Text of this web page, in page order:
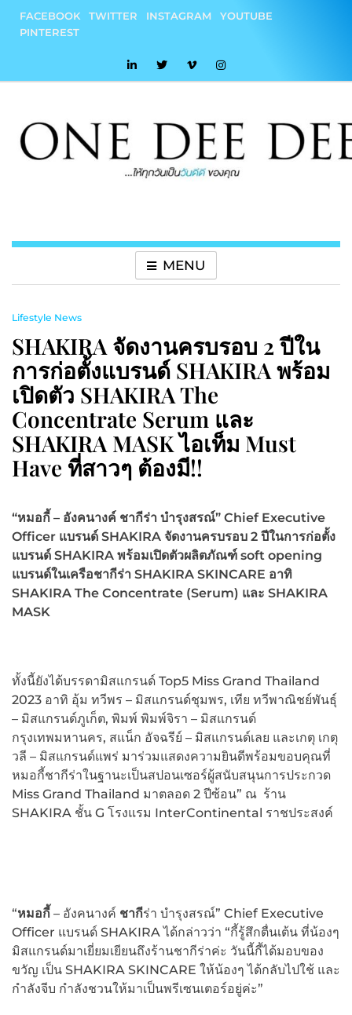
content
FACEBOOK TWITTER INSTAGRAM
YOUTUBE
PINTEREST
MENU
Lifestyle News
SHAKIRA จัดงานครบรอบ 2 ปีใน
การก่อตั้งแบรนด์ SHAKIRA พร้อม
เปิดตัว SHAKIRA The
Concentrate Serum และ
SHAKIRA MASK ไอเท็ม Must
Have ที่สาวๆ ต้องมี!!
“หมอกี้ – อังคนางค์ ชากีร่า บำรุงสรณ์” Chief Executive
Officer แบรนด์ SHAKIRA จัดงานครบรอบ 2 ปีในการก่อตั้ง
แบรนด์ SHAKIRA พร้อมเปิดตัวผลิตภัณฑ์ soft opening
แบรนด์ในเครือชากีร่า SHAKIRA SKINCARE อาทิ
SHAKIRA The Concentrate (Serum) และ SHAKIRA
MASK
ทั้งนี้ยังได้บรรดามิสแกรนด์ Top5 Miss Grand Thailand
2023 อาทิ อุ้ม ทวีพร – มิสแกรนด์ชุมพร, เทีย ทวีพาณิชย์พันธุ์
– มิสแกรนด์ภูเก็ต, พิมพ์ พิมพ์จิรา – มิสแกรนด์
กรุงเทพมหานคร, สแน็ก อัจฉรีย์ – มิสแกรนด์เลย และเกตุ เกตุ
วลี – มิสแกรนด์แพร่ มาร่วมแสดงความยินดีพร้อมขอบคุณที่
หมอกี้ชากีร่าในฐานะเป็นสปอนเซอร์ผู้สนับสนุนการประกวด
Miss Grand Thailand มาตลอด 2 ปีซ้อน” ณ ร้าน
SHAKIRA ชั้น G โรงแรม InterContinental ราชประสงค์
“หมอกี้ – อังคนางค์ ชากีร่า บำรุงสรณ์” Chief Executive
Officer แบรนด์ SHAKIRA ได้กล่าวว่า “กี้รู้สึกตื่นเต้น ที่น้องๆ
มิสแกรนด์มาเยี่ยมเยียนถึงร้านชากีร่าค่ะ วันนี้กี้ได้มอบของ
ขวัญ เป็น SHAKIRA SKINCARE ให้น้องๆ ได้กลับไปใช้ และ
กำลังจีบ กำลังชวนให้มาเป็นพรีเซนเตอร์อยู่ค่ะ”